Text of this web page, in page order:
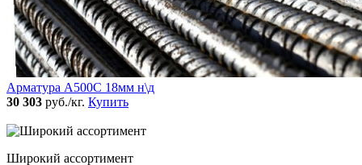
Арматура А500С 18мм н\д
30 303 руб./кг. Купить
Широкий ассортимент